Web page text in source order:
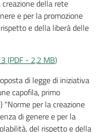
della rete
e per la promozione
e della liberà delle
(PDF - 2,2 MB)
di legge di iniziativa
capofila, primo
per la creazione
di genere e per la
del rispetto e della